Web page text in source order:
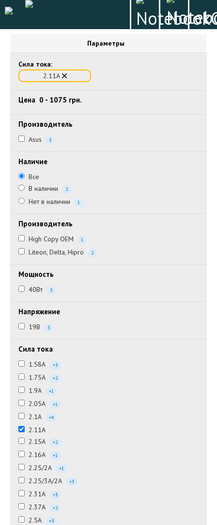
Параметры
Сила тока:
2.11А
Цена 0 - 1075 грн.
Производитель
Asus 3
Наличие
Все
В наличии
2
Нет в наличии 1
Производитель
High Copy OEM 1
Liteon, Delta, Hipro 2
Мощность
40Вт 3
Напряжение
19В 3
Сила тока
1.58А +3
1.75А +2
1.9А +1
2.05А +1
2.1А +4
2.11А
2.15А
+2
2.16А +1
2.25/2А +1
2.25/3А/2А +3
2.31А +3
2.37А +2
2.5А +3